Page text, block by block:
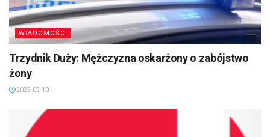
WIADOMOŚCI
Trzydnik Duży: Mężczyzna oskarżony o zabójstwo
żony
2025-02-10